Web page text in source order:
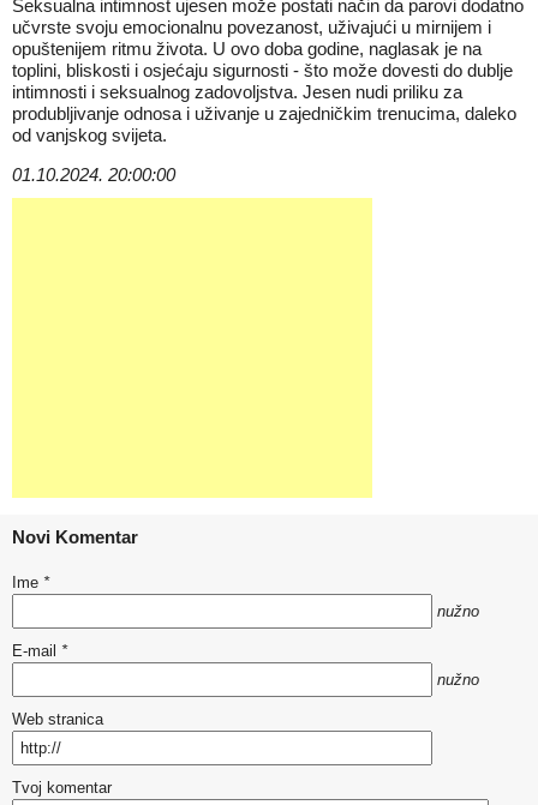
Seksualna intimnost ujesen može postati način da parovi dodatno
učvrste svoju emocionalnu povezanost, uživajući u mirnijem i
opuštenijem ritmu života. U ovo doba godine, naglasak je na
toplini, bliskosti i osjećaju sigurnosti - što može dovesti do dublje
intimnosti i seksualnog zadovoljstva. Jesen nudi priliku za
produbljivanje odnosa i uživanje u zajedničkim trenucima, daleko
od vanjskog svijeta.
01.10.2024. 20:00:00
Novi Komentar
Ime *
nužno
E-mail *
nužno
Web stranica
Tvoj komentar